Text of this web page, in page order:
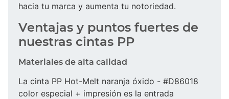
hacia tu marca y aumenta tu notoriedad.
Ventajas y puntos fuertes de
nuestras cintas PP
Materiales de alta calidad
La cinta PP Hot-Melt naranja óxido - #D86018
color especial + impresión es la entrada